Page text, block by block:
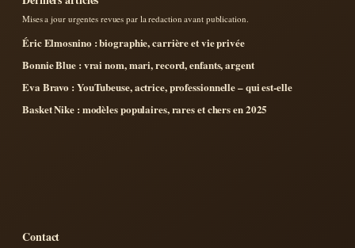
Mises a jour urgentes revues par la redaction avant publication.
Éric Elmosnino : biographie, carrière et vie privée
Bonnie Blue : vrai nom, mari, record, enfants, argent
Eva Bravo : YouTubeuse, actrice, professionnelle – qui est-elle
Basket Nike : modèles populaires, rares et chers en 2025
Contact